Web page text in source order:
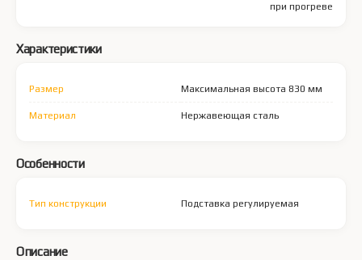
при прогреве
Характеристики
Размер Максимальная высота 830 мм
Материал Нержавеющая сталь
Особенности
Тип конструкции Подставка регулируемая
Описание